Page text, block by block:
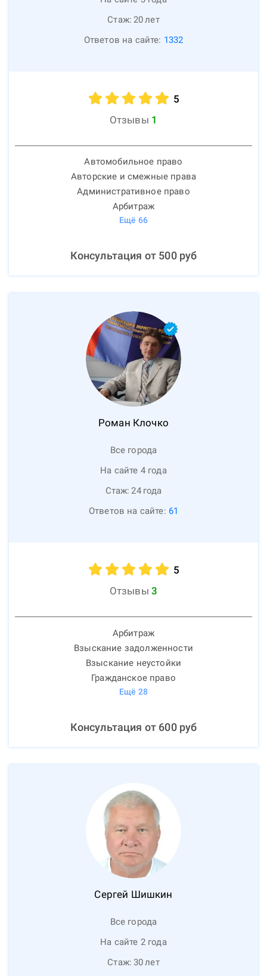
Стаж: 20лет
Ответов на сайте: 1332
5
Отзывы 1
Автомобильное право
Авторские и смежные права
Административное право
Арбитраж
Ещё 66
Консультация от 500руб
Роман Клочко
Все города
На сайте 4 года
Стаж: 24 года
Ответов на сайте: 61
5
Отзывы 3
Арбитраж
Взыскание задолженности
Взыскание неустойки
Гражданское право
Ещё 28
Консультация от 600руб
Сергей Шишкин
Все города
На сайте 2 года
Стаж: 30лет